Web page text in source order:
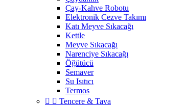
Çay-Kahve Robotu
Elektronik Cezve Takımı
Katı Meyve Sıkacağı
Kettle
Meyve Sıkacağı
Narenciye Sıkacağı
Öğütücü
Semaver
Su Isıtıcı
Termos
  Tencere & Tava